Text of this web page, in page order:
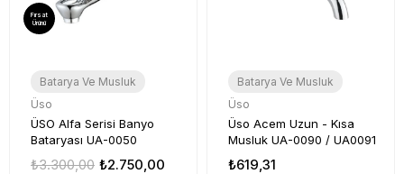
Batarya Ve Musluk
Üso
ÜSO Alfa Serisi Banyo
Bataryası UA-0050
₺2.750,00
₺3.300,00
Fırsat
Ürünü
Batarya Ve Musluk
Üso
Üso Acem Uzun - Kısa
Musluk UA-0090 / UA0091
₺619,31